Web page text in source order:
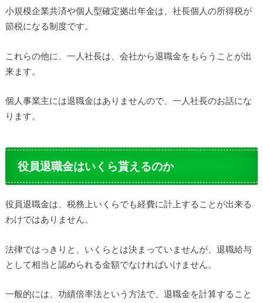
小規模企業共済や個人型確定拠出年金は、社長個人の所得税が
節税になる制度です。
これらの他に、一人社長は、会社から退職金をもらうことが出
来ます。
個人事業主には退職金はありませんので、一人社長のお話にな
ります。
役員退職金はいくら貰えるのか
役員退職金は、税務上いくらでも経費に計上することが出来る
わけではありません。
法律ではっきりと、いくらとは決まっていませんが、退職給与
として相当と認められる金額でなければいけません。
一般的には、功績倍率法という方法で、退職金を計算すること